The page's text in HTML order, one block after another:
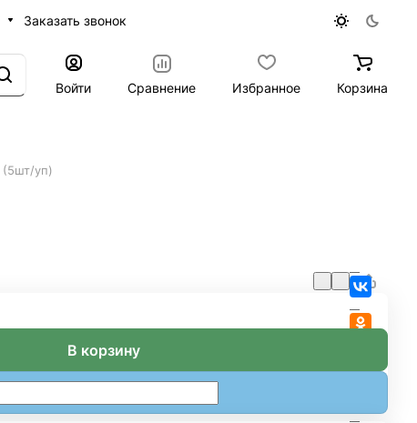
Заказать звонок
Войти Сравнение Избранное Корзина
(5шт/уп)
В корзину